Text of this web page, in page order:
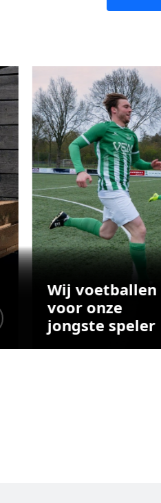
Wij voetballen
voor onze
jongste speler